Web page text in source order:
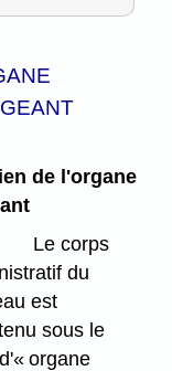
de l'organe
Le corps
du
est
sous le
organe